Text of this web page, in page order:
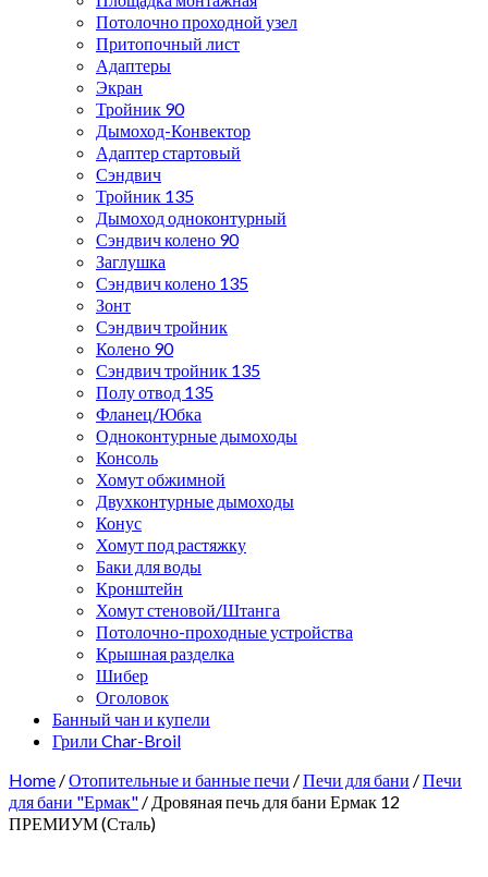
Потолочно проходной узел
Притопочный лист
Адаптеры
Экран
Тройник 90
Дымоход-Конвектор
Адаптер стартовый
Сэндвич
Тройник 135
Дымоход одноконтурный
Сэндвич колено 90
Заглушка
Сэндвич колено 135
Зонт
Сэндвич тройник
Колено 90
Сэндвич тройник 135
Полу отвод 135
Фланец/Юбка
Одноконтурные дымоходы
Консоль
Хомут обжимной
Двухконтурные дымоходы
Конус
Хомут под растяжку
Баки для воды
Кронштейн
Хомут стеновой/Штанга
Потолочно-проходные устройства
Крышная разделка
Шибер
Оголовок
Банный чан и купели
Грили Char-Broil
Home /Отопительные и банные печи /Печи для бани /Печи
для бани "Ермак" / Дровяная печь для бани Ермак 12
ПРЕМИУМ (Сталь)